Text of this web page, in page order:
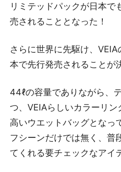
リミテッドパックが日本で
売されることとなった！
さらに世界に先駆け、
本で先行発売されることが
44ℓの容量でありながら、
つ、VEIAらしいカラーリ
高いウエットバッグとなっ
フシーンだけでは無く、普
てくれる要チェックなアイ